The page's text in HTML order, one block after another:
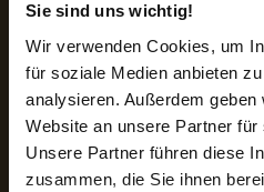
Sie sind uns wichtig!
Wir verwenden Cookies, um
für soziale Medien anbieten
analysieren. Außerdem
Website an unsere Partner
Unsere Partner führen diese
zusammen, die Sie ihnen
Mehr erfahren?
digitalen Katalog bestellen
gedruckten Katalog